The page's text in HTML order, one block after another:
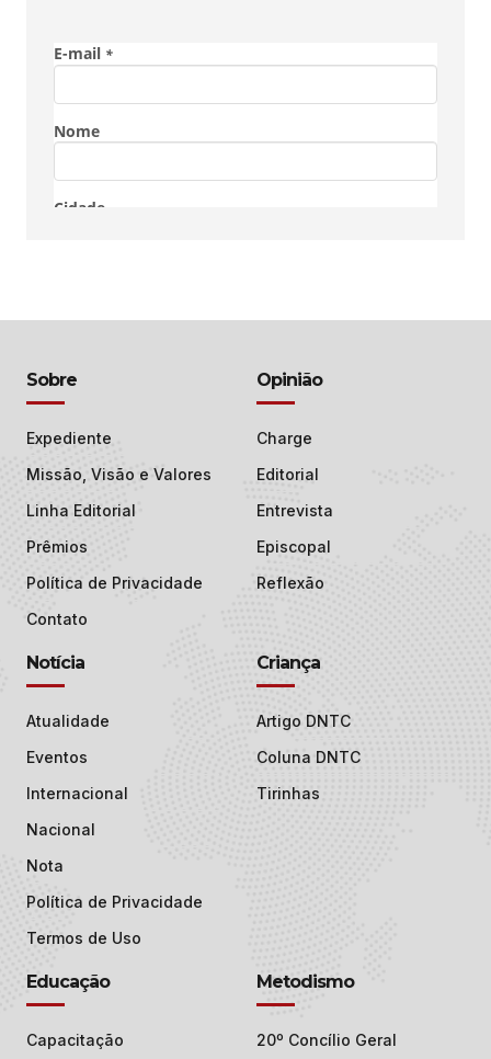
Sobre
Expediente
Missão, Visão e Valores
Linha Editorial
Prêmios
Política de Privacidade
Contato
Opinião
Charge
Editorial
Entrevista
Episcopal
Reflexão
Notícia
Atualidade
Eventos
Internacional
Nacional
Nota
Política de Privacidade
Termos de Uso
Criança
Artigo DNTC
Coluna DNTC
Tirinhas
Educação
Capacitação
Metodismo
20º Concílio Geral